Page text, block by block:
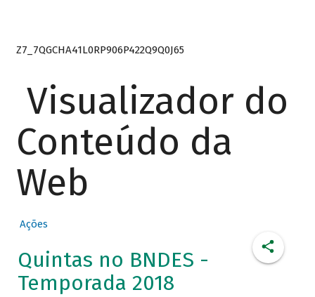
Z7_7QGCHA41L0RP906P422Q9Q0J65
Visualizador do
Conteúdo da
Web
Ações
Quintas no BNDES -
Temporada 2018